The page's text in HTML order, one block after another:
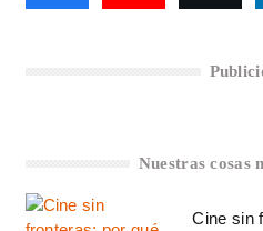
Nuestras cosas
Cine sin